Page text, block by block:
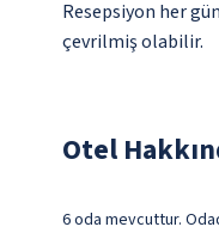
Resepsiyon her
çevrilmiş olabilir.
Otel
6 oda mevcuttur.